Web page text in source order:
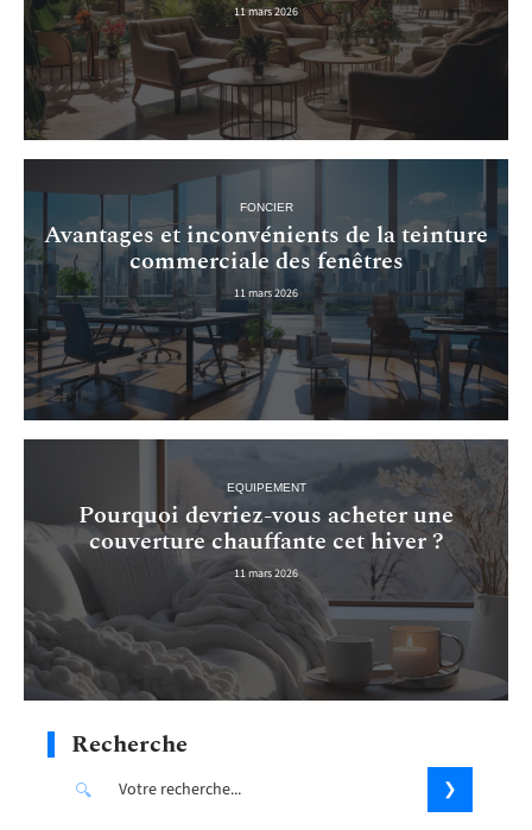
11 mars 2026
FONCIER
Avantages et inconvénients de la teinture
commerciale des fenêtres
11 mars 2026
EQUIPEMENT
Pourquoi devriez-vous acheter une
couverture chauffante cet hiver ?
11 mars 2026
Recherche